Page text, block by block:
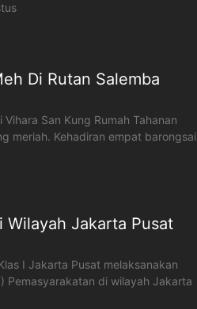
Di Rutan Salemba
San Kung Rumah Tahanan
meriah. Kehadiran empat barongsai
Wilayah Jakarta Pusat
I Jakarta Pusat melaksanakan
Pemasyarakatan di wilayah Jakarta